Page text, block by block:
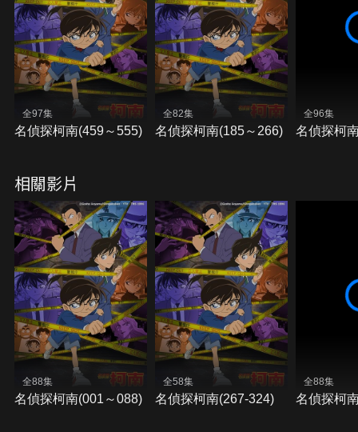
全97集
名偵探柯南(459～555)
全82集
名偵探柯南(185～266)
全96集
名偵探柯
相關影片
全88集
名偵探柯南(001～088)
全58集
名偵探柯南(267-324)
全88集
名偵探柯